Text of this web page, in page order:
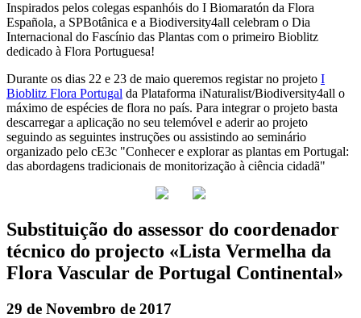
Inspirados pelos colegas espanhóis do I Biomaratón da Flora
Española, a SPBotânica e a Biodiversity4all celebram o Dia
Internacional do Fascínio das Plantas com o primeiro Bioblitz
dedicado à Flora Portuguesa!
Durante os dias 22 e 23 de maio queremos registar no projeto I
Bioblitz Flora Portugal da Plataforma iNaturalist/Biodiversity4all o
máximo de espécies de flora no país. Para integrar o projeto basta
descarregar a aplicação no seu telemóvel e aderir ao projeto
seguindo as seguintes instruções ou assistindo ao seminário
organizado pelo cE3c "Conhecer e explorar as plantas em Portugal:
das abordagens tradicionais de monitorização à ciência cidadã"
Substituição do assessor do coordenador
técnico do projecto «Lista Vermelha da
Flora Vascular de Portugal Continental»
29 de Novembro de 2017